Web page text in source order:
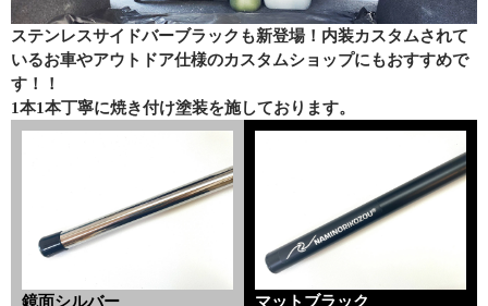
ステンレスサイドバーブラックも新登場！内装カスタムされて
いるお車やアウトドア仕様のカスタムショップにもおすすめで
す！！
1本1本丁寧に焼き付け塗装を施しております。
鏡面シルバー マットブラック